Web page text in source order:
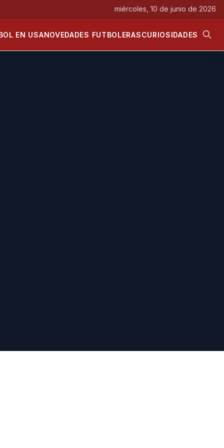
miércoles, 10 de junio de 2026
EN USANOVEDADES FUTBOLERASCURIOSIDADES